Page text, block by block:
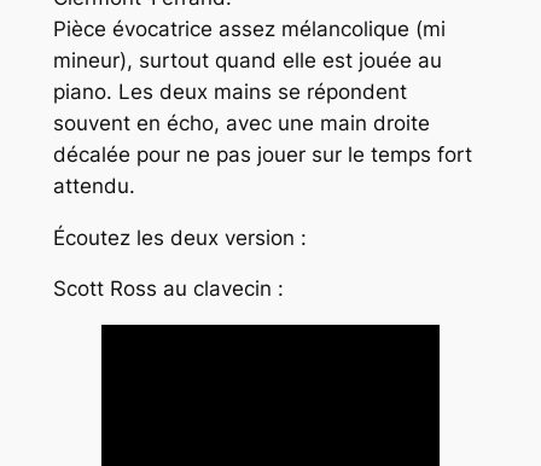
Pièce évocatrice assez mélancolique (mi
mineur), surtout quand elle est jouée au
piano. Les deux mains se répondent
souvent en écho, avec une main droite
décalée pour ne pas jouer sur le temps fort
attendu.
Écoutez les deux version :
Scott Ross au clavecin :